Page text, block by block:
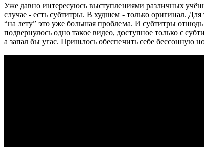
Уже давно интересуюсь выступлениями различных
случае - есть субтитры. В худшем - только оригинал.
“на лету” это уже большая проблема. И субтитры
подвернулось одно такое видео, доступное только с
а запал бы угас. Пришлось обеспечить себе бессонную